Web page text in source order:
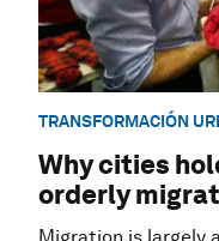
TRANSFORMACIÓN
Why cities
orderly